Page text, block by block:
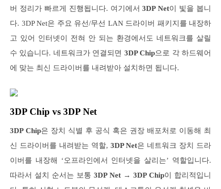
버 정리가 빠르게 진행됩니다. 여기에서3DP Net이 빛을 봅니
다. 3DP Net은 주요 유선/무선 LAN 드라이버 패키지를 내장하
고 있어 인터넷이 전혀 안 되는 환경에서도 네트워크를 살릴
수 있습니다. 네트워크가 연결되면 3DP Chip으로 각 하드웨어
에 맞는 최신 드라이버를 내려받아 설치하면 됩니다.
3DP Chip vs 3DP Net
3DP Chip은 장치 식별 후 공식 혹은 권장 배포처로 이동해 최
신 드라이버를 내려받는 역할, 3DP Net은 네트워크 장치 드라
이버를 내장해 ‘오프라인에서 인터넷을 살리는’ 역할입니다.
따라서 설치 순서는 보통 3DP Net → 3DP Chip이 합리적입니